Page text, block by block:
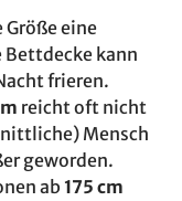
eine
Bettdecke kann
frieren.
reicht oft nicht
Mensch
geworden.
ab 175 cm